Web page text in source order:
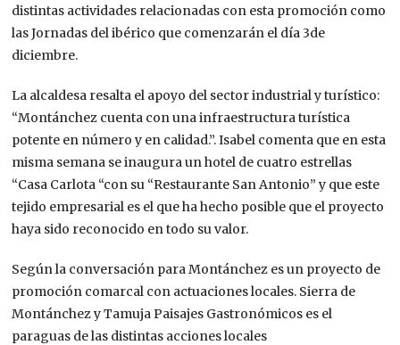
distintas actividades relacionadas con esta promoción como
las Jornadas del ibérico que comenzarán el día 3de
diciembre.
La alcaldesa resalta el apoyo del sector industrial y turístico:
“Montánchez cuenta con una infraestructura turística
potente en número y en calidad.”. Isabel comenta que en esta
misma semana se inaugura un hotel de cuatro estrellas
“Casa Carlota “con su “Restaurante San Antonio” y que este
tejido empresarial es el que ha hecho posible que el proyecto
haya sido reconocido en todo su valor.
Según la conversación para Montánchez es un proyecto de
promoción comarcal con actuaciones locales. Sierra de
Montánchez y Tamuja Paisajes Gastronómicos es el
paraguas de las distintas acciones locales